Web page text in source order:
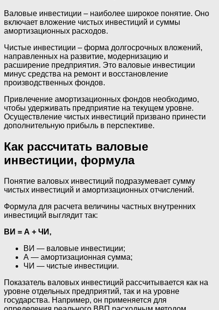
Валовые инвестиции – наиболее широкое понятие. Оно
включает вложение чистых инвестиций и суммы
амортизационных расходов.
Чистые инвестиции – форма долгосрочных вложений,
направленных на развитие, модернизацию и
расширение предприятия. Это валовые инвестиции
минус средства на ремонт и восстановление
производственных фондов.
Привлечение амортизационных фондов необходимо,
чтобы удерживать предприятие на текущем уровне.
Осуществление чистых инвестиций призвано принести
дополнительную прибыль в перспективе.
Как рассчитать валовые
инвестиции, формула
Понятие валовых инвестиций подразумевает сумму
чистых инвестиций и амортизационных отчислений.
Формула для расчета величины частных внутренних
инвестиций выглядит так:
ВИ = А + ЧИ,
ВИ — валовые инвестиции;
А — амортизационная сумма;
ЧИ — чистые инвестиции.
Показатель валовых инвестиций рассчитывается как на
уровне отдельных предприятий, так и на уровне
государства. Например, он применяется для